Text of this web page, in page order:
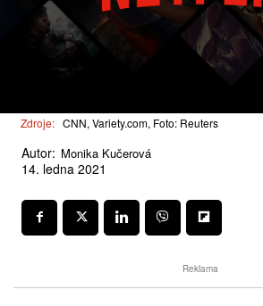
Zdroje: CNN, Variety.com, Foto: Reuters
Autor: Monika Kučerová
14. ledna 2021
Reklama